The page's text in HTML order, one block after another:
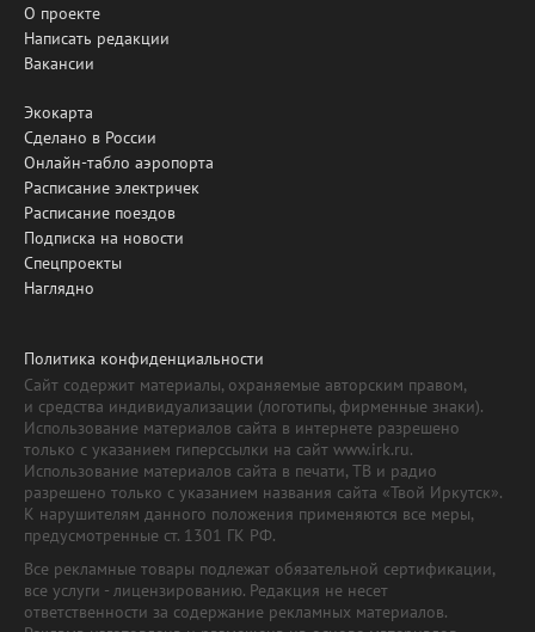
О проекте
Написать редакции
Вакансии
Экокарта
Сделано в России
Онлайн-табло аэропорта
Расписание электричек
Расписание поездов
Подписка на новости
Спецпроекты
Наглядно
Политика конфиденциальности
Сайт содержит материалы, охраняемые авторским правом,
и средства индивидуализации (логотипы, фирменные знаки).
Использование материалов сайта в интернете разрешено
только с указанием гиперссылки на сайт www.irk.ru.
Использование материалов сайта в печати, ТВ и радио
разрешено только с указанием названия сайта «Твой Иркутск».
К нарушителям данного положения применяются все меры,
предусмотренные ст. 1301 ГК РФ.
Все рекламные товары подлежат обязательной сертификации,
все услуги - лицензированию. Редакция не несет
ответственности за содержание рекламных материалов.